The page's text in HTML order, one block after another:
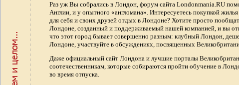
Раз уж Вы собрались в Лондон, форум сайта Londonmania.RU
Англии, и у опытного «англомана». Интересуетесь покупкой
для себя и своих друзей отдых в Лондоне? Хотите просто
Лондоне, созданный и поддерживаемый нашей компанией, и вы
что этот город бывает совершенно разным: клубный Лондон,
Лондоне, участвуйте в обсуждениях, посвященных
Даже официальный сайт Лондона и лучшие порталы
соотечественникам, которые собираются пройти обучение в
во время отпуска.